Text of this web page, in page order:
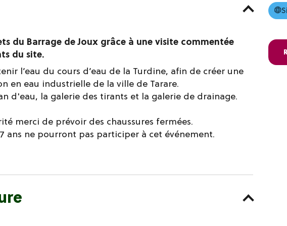
du Barrage de Joux grâce à une visite commentée
du site.
l’eau du cours d’eau de la Turdine, afin de créer une
en eau industrielle de la ville de Tarare.
d'eau, la galerie des tirants et la galerie de drainage.
merci de prévoir des chaussures fermées.
ans ne pourront pas participer à cet événement.